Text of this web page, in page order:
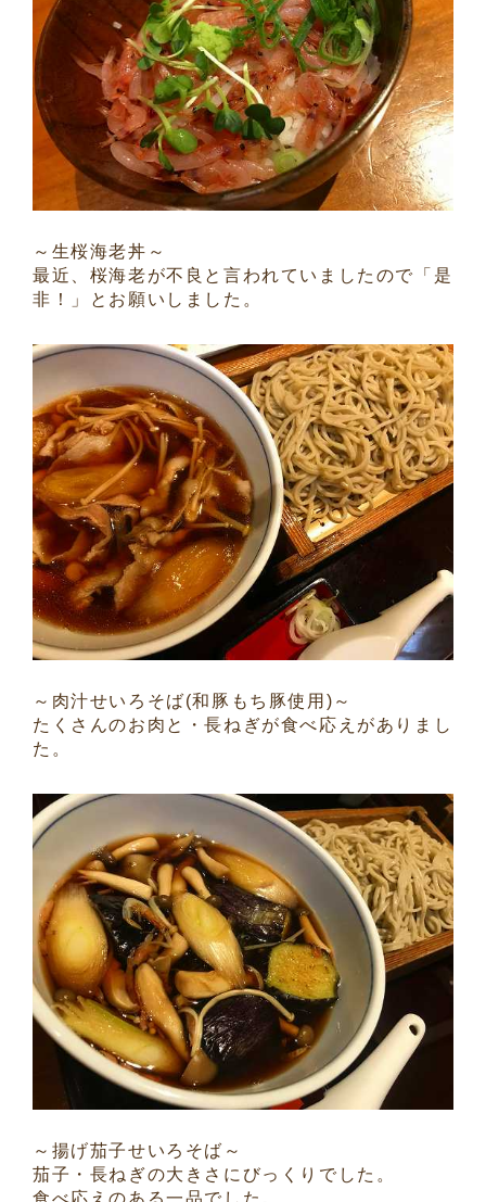
～生桜海老丼～
最近、桜海老が不良と言われていましたので「是
非！」とお願いしました。
～肉汁せいろそば(和豚もち豚使用)～
たくさんのお肉と・長ねぎが食べ応えがありまし
た。
～揚げ茄子せいろそば～
茄子・長ねぎの大きさにびっくりでした。